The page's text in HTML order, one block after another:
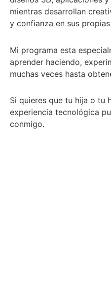
mientras desarrollan
y confianza en sus
Mi programa esta
aprender haciendo,
muchas veces hasta
Si quieres que tu hija o tu
experiencia tecnológica
conmigo.